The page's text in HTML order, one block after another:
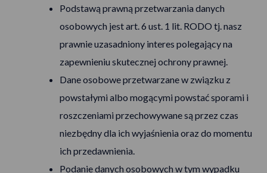
Podstawą prawną przetwarzania danych
osobowych jest art. 6 ust. 1 lit. RODO tj. nasz
prawnie uzasadniony interes polegający na
zapewnieniu skutecznej ochrony prawnej.
Dane osobowe przetwarzane w związku z
powstałymi albo mogącymi powstać sporami i
roszczeniami przechowywane są przez czas
niezbędny dla ich wyjaśnienia oraz do momentu
ich przedawnienia.
Podanie danych osobowych w tym wypadku